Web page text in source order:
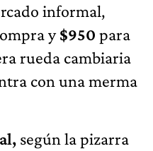
informal,
y$950 para
rueda cambiaria
con una merma
según la pizarra